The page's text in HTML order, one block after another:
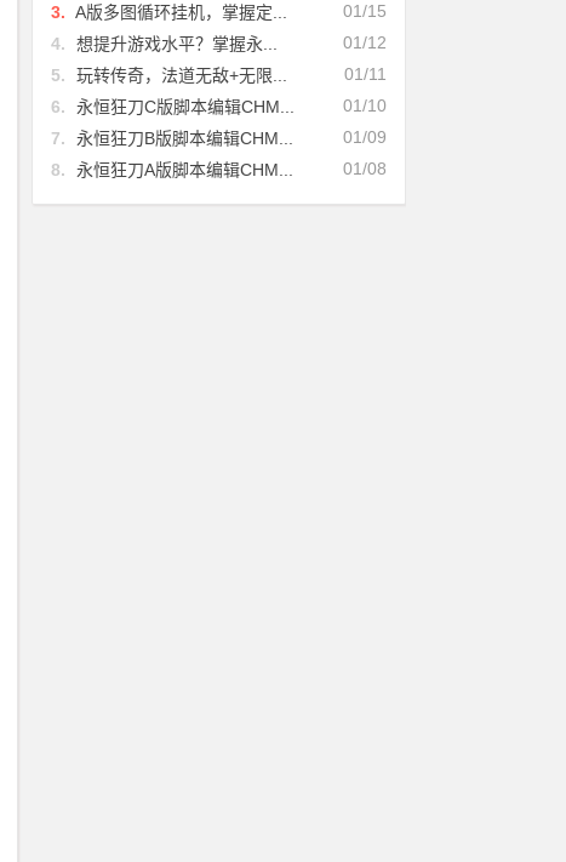
01/15
3. A版多图循环挂机，掌握定...
01/12
4.
想提升游戏水平？掌握永...
01/11
5.
玩转传奇，法道无敌+无限...
01/10
6.
永恒狂刀C版脚本编辑CHM...
01/09
7.
永恒狂刀B版脚本编辑CHM...
01/08
8. 永恒狂刀A版脚本编辑CHM...